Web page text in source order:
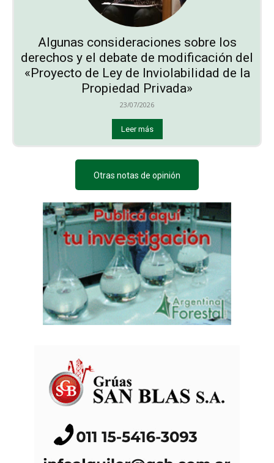
Algunas consideraciones sobre los
derechos y el debate de modificación del
«Proyecto de Ley de Inviolabilidad de la
Propiedad Privada»
23/07/2026
Leer más
Otras notas de opinión